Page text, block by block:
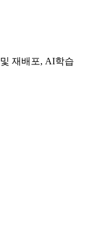
재배포, AI학습